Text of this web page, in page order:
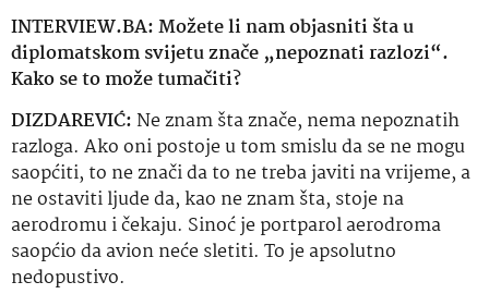
INTERVIEW.BA: Možete li nam objasniti šta u
diplomatskom svijetu znače „nepoznati razlozi“.
Kako se to može tumačiti?
DIZDAREVIĆ:Ne znam šta znače, nema nepoznatih
razloga. Ako oni postoje u tom smislu da se ne mogu
saopćiti, to ne znači da to ne treba javiti na vrijeme, a
ne ostaviti ljude da, kao ne znam šta, stoje na
aerodromu i čekaju. Sinoć je portparol aerodroma
saopćio da avion neće sletiti. To je apsolutno
nedopustivo.